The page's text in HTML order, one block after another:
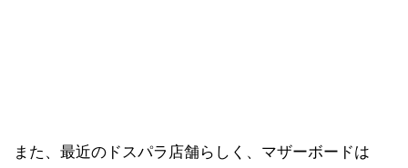
また、最近のドスパラ店舗らしく、マザーボードは